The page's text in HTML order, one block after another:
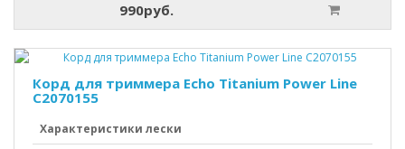
990руб.
Корд для триммера Echo Titanium Power Line
C2070155
Характеристики лески